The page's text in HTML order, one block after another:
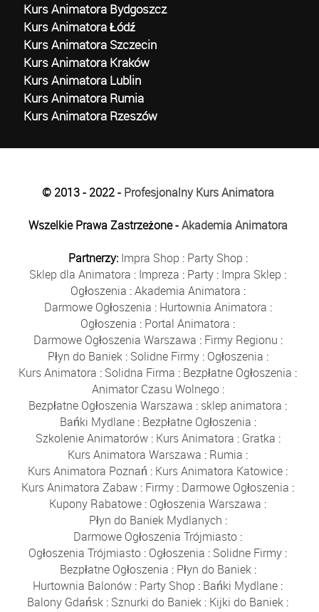
Kurs Animatora Bydgoszcz
Kurs Animatora Łódź
Kurs Animatora Szczecin
Kurs Animatora Kraków
Kurs Animatora Lublin
Kurs Animatora Rumia
Kurs Animatora Rzeszów
© 2013 - 2022 - Profesjonalny Kurs Animatora
Wszelkie Prawa Zastrzeżone -Akademia Animatora
Partnerzy: Impra Shop : Party Shop :
Sklep dla Animatora : Impreza : Party : Impra Sklep :
Ogłoszenia :Akademia Animatora :
Darmowe Ogłoszenia : Hurtownia Animatora :
Ogłoszenia : Portal Animatora :
Darmowe Ogłoszenia Warszawa : Firmy Regionu :
Płyn do Baniek: Solidne Firmy: Ogłoszenia :
Kurs Animatora : Solidna Firma : Bezpłatne Ogłoszenia :
Animator Czasu Wolnego:
Bezpłatne Ogłoszenia Warszawa : sklep animatora :
Bańki Mydlane: Bezpłatne Ogłoszenia :
Szkolenie Animatorów: Kurs Animatora : Gratka :
Kurs Animatora Warszawa : Rumia :
Kurs Animatora Poznań : Kurs Animatora Katowice :
Kurs Animatora Zabaw : Firmy : Darmowe Ogłoszenia :
Kupony Rabatowe : Ogłoszenia Warszawa :
Płyn do Baniek Mydlanych :
Darmowe Ogłoszenia Trójmiasto :
Ogłoszenia Trójmiasto : Ogłoszenia : Solidne Firmy :
Bezpłatne Ogłoszenia : Płyn do Baniek:
Hurtownia Balonów : Party Shop : Bańki Mydlane :
Balony Gdańsk : Sznurki do Baniek : Kijki do Baniek :